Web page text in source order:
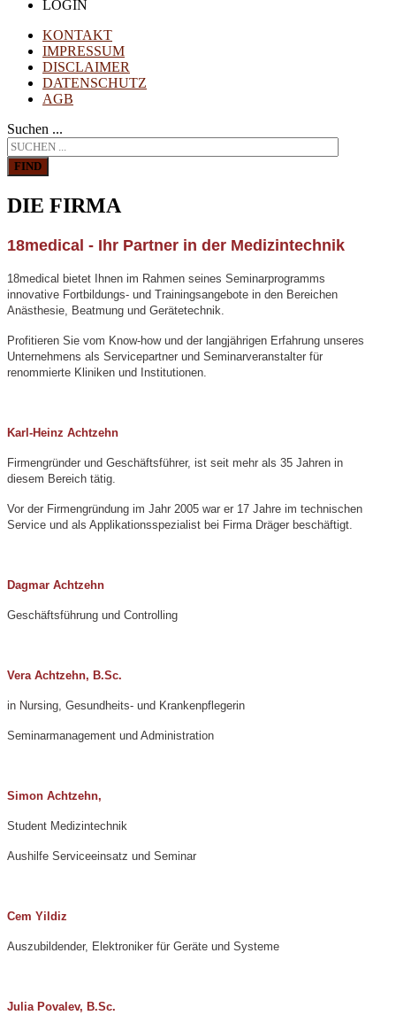
LOGIN
KONTAKT
IMPRESSUM
DISCLAIMER
DATENSCHUTZ
AGB
Suchen ...
FIND
DIE FIRMA
18medical - Ihr Partner in der Medizintechnik
18medical bietet Ihnen im Rahmen seines Seminarprogramms
innovative Fortbildungs- und Trainingsangebote in den Bereichen
Anästhesie, Beatmung und Gerätetechnik.
Profitieren Sie vom Know-how und der langjährigen Erfahrung unseres
Unternehmens als Servicepartner und Seminarveranstalter für
renommierte Kliniken und Institutionen.
Karl-Heinz Achtzehn
Firmengründer und Geschäftsführer, ist seit mehr als 35 Jahren in
diesem Bereich tätig.
Vor der Firmengründung im Jahr 2005 war er 17 Jahre im technischen
Service und als Applikationsspezialist bei Firma Dräger beschäftigt.
Dagmar Achtzehn
Geschäftsführung und Controlling
Vera Achtzehn, B.Sc.
in Nursing, Gesundheits- und Krankenpflegerin
Seminarmanagement und Administration
Simon Achtzehn,
Student Medizintechnik
Aushilfe Serviceeinsatz und Seminar
Cem Yildiz
Auszubildender, Elektroniker für Geräte und Systeme
Julia Povalev, B.Sc.